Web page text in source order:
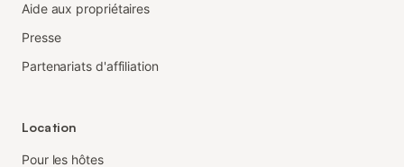
Aide aux propriétaires
Presse
Partenariats d'affiliation
Location
Pour les hôtes